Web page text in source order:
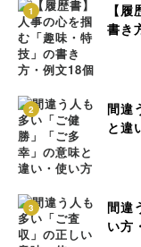
1
【
書き
2
間違
と違
3
間違
い方